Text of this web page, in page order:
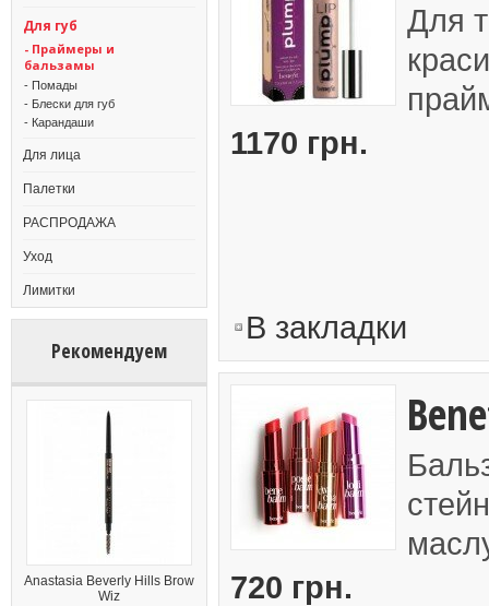
Для губ
- Праймеры и
бальзамы
- Помады
- Блески для губ
- Карандаши
Для лица
Палетки
РАСПРОДАЖА
Уход
Лимитки
Рекомендуем
Anastasia Beverly Hills Brow
Wiz
Для
1170 грн.
В закладки
720 грн.